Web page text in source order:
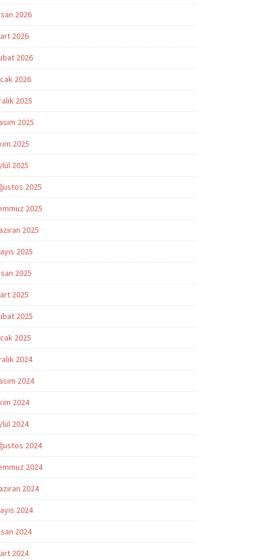
2026
2026
2026
2026
2025
2025
2025
2025
2025
2025
2025
2025
2025
2025
2025
2025
2024
2024
2024
2024
2024
2024
2024
2024
2024
2024